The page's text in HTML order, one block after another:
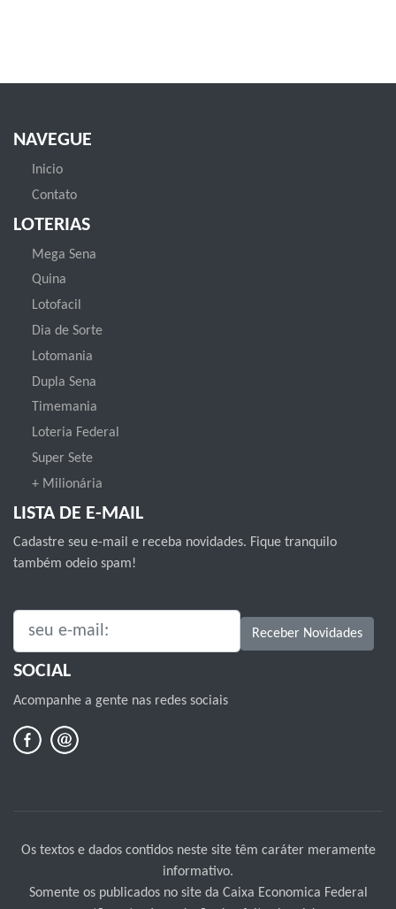
NAVEGUE
Inicio
Contato
LOTERIAS
Mega Sena
Quina
Lotofacil
Dia de Sorte
Lotomania
Dupla Sena
Timemania
Loteria Federal
Super Sete
+ Milionária
LISTA DE E-MAIL
Cadastre seu e-mail e receba novidades. Fique tranquilo
também odeio spam!
SEU E-MAIL: Receber Novidades
SOCIAL
Acompanhe a gente nas redes sociais
Os textos e dados contidos neste site têm caráter meramente
informativo.
Somente os publicados no site da Caixa Economica Federal